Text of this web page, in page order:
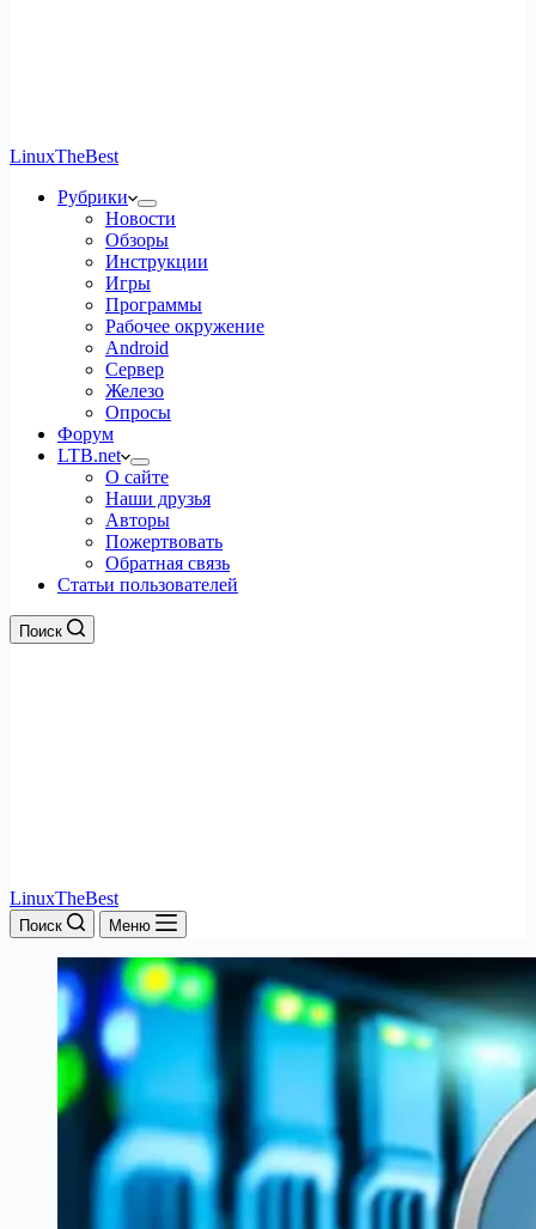
LinuxTheBest
Рубрики
Новости
Обзоры
Инструкции
Игры
Программы
Рабочее окружение
Android
Сервер
Железо
Опросы
Форум
LTB.net
О сайте
Наши друзья
Авторы
Пожертвовать
Обратная связь
Статьи пользователей
Поиск
LinuxTheBest
Поиск Меню